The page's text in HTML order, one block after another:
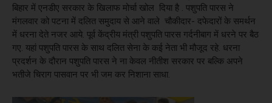
बिहार में एनडीए सरकार के खिलाफ मोर्चा खोल दिया है . पशुपति पारस ने
मंगलवार को पटना में दलित समुदाय से आने वाले चौकीदार- दफेदारों के समर्थन
में धरना देते नजर आये. पूर्व केंद्रीय मंत्री पशुपति पारस गर्दनीबाग में धरने पर बैठ
गए. यहां पशुपति पारस के साथ दलित सेना के कई नेता भी मौजूद रहे. धरना
प्रदर्शन के दौरान पशुपति पारस ने ना केवल नीतीश सरकार पर बल्कि अपने
भतीजे चिराग पासवान पर भी जम कर निशाना साधा.